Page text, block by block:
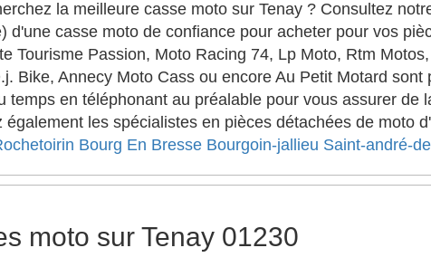
la meilleure casse moto sur Tenay ? Consultez
d'une casse moto de confiance pour acheter pour vos
Tourisme Passion, Moto Racing 74, Lp Moto, Rtm
Bike, Annecy Moto Cass ou encore Au Petit Motard sont
temps en téléphonant au préalable pour vous assurer de
également les spécialistes en pièces détachées de moto
Bourg En Bresse Bourgoin-jallieu Saint-andré-
moto sur Tenay 01230